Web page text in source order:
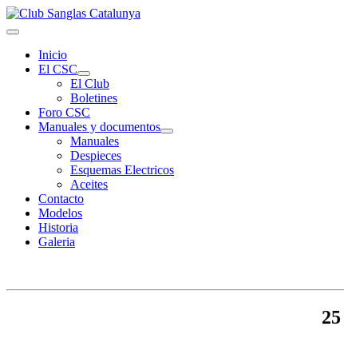
Inicio
El CSC
El Club
Boletines
Foro CSC
Manuales y documentos
Manuales
Despieces
Esquemas Electricos
Aceites
Contacto
Modelos
Historia
Galeria